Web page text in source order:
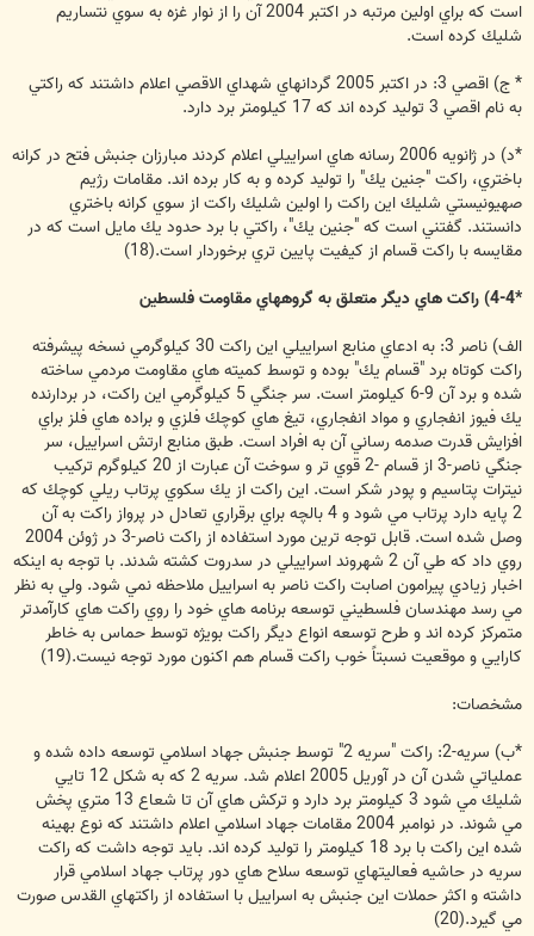
است كه براي اولين مرتبه در اكتبر 2004 آن را از نوار غزه به سوي نتساريم
شليك كرده است.
* ج) اقصي 3: در اكتبر 2005 گردانهاي شهداي الاقصي اعلام داشتند كه راكتي
به نام اقصي 3 توليد كرده اند كه 17 كيلومتر برد دارد.
*د) در ژانويه 2006 رسانه هاي اسراييلي اعلام كردند مبارزان جنبش فتح در كرانه
باختري، راكت "جنين يك" را توليد كرده و به كار برده اند. مقامات رژيم
صهيونيستي شليك اين راكت را اولين شليك راكت از سوي كرانه باختري
دانستند. گفتني است كه "جنين يك"، راكتي با برد حدود يك مايل است كه در
مقايسه با راكت قسام از كيفيت پايين تري برخوردار است.(18)
*4-4) راكت هاي ديگر متعلق به گروههاي مقاومت فلسطين
الف) ناصر 3: به ادعاي منابع اسراييلي اين راكت 30 كيلوگرمي نسخه پيشرفته
راكت كوتاه برد "قسام يك" بوده و توسط كميته هاي مقاومت مردمي ساخته
شده و برد آن 9-6 كيلومتر است. سر جنگي 5 كيلوگرمي اين راكت، در بردارنده
يك فيوز انفجاري و مواد انفجاري، تيغ هاي كوچك فلزي و براده هاي فلز براي
افزايش قدرت صدمه رساني آن به افراد است. طبق منابع ارتش اسراييل، سر
جنگي ناصر-3 از قسام -2 قوي تر و سوخت آن عبارت از 20 كيلوگرم تركيب
نيترات پتاسيم و پودر شكر است. اين راكت از يك سكوي پرتاب ريلي كوچك كه
2 پايه دارد پرتاب مي شود و 4 بالچه براي برقراري تعادل در پرواز راكت به آن
وصل شده است. قابل توجه ترين مورد استفاده از راكت ناصر-3 در ژوئن 2004
روي داد كه طي آن 2 شهروند اسراييلي در سدروت كشته شدند. با توجه به اينكه
اخبار زيادي پيرامون اصابت راكت ناصر به اسراييل ملاحظه نمي شود. ولي به نظر
مي رسد مهندسان فلسطيني توسعه برنامه هاي خود را روي راكت هاي كارآمدتر
متمركز كرده اند و طرح توسعه انواع ديگر راكت بويژه توسط حماس به خاطر
كارايي و موقعيت نسبتاً خوب راكت قسام هم اكنون مورد توجه نيست.(19)
مشخصات:
*ب) سريه-2: راكت "سريه 2" توسط جنبش جهاد اسلامي توسعه داده شده و
عملياتي شدن آن در آوريل 2005 اعلام شد. سريه 2 كه به شكل 12 تايي
شليك مي شود 3 كيلومتر برد دارد و تركش هاي آن تا شعاع 13 متري پخش
مي شوند. در نوامبر 2004 مقامات جهاد اسلامي اعلام داشتند كه نوع بهينه
شده اين راكت با برد 18 كيلومتر را توليد كرده اند. بايد توجه داشت كه راكت
سريه در حاشيه فعاليتهاي توسعه سلاح هاي دور پرتاب جهاد اسلامي قرار
داشته و اكثر حملات اين جنبش به اسراييل با استفاده از راكتهاي القدس صورت
مي گيرد.(20)